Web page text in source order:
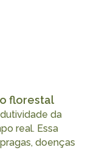
florestal
da
real. Essa
doenças